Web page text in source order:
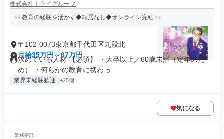
株式会社トライグループ
教育の経験を活かす◆転居なし◆オンライン完結
〒102-0073東京都千代田区九段北
月給35万円～67万円
求めている人材 【必須】 ・大卒以上／60歳未満（定年のた
め） ・何らかの教育に携わっ...
業界未経験歓迎 +25個
気になる
業務委託